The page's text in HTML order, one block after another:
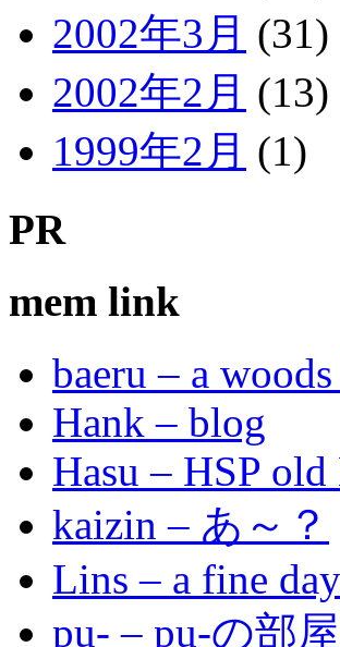
2002年3月 (31)
2002年2月 (13)
1999年2月 (1)
PR
mem link
baeru – a
Hank – blog
Hasu – HSP old
kaizin – あ～？
Lins – a fine
pu- – pu-の部